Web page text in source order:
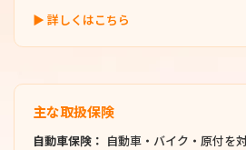
▶ 詳しくはこちら
主な取扱保険
自動車保険：
自動車・バイク・原付を